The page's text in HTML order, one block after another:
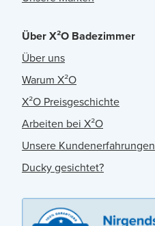
Über X²O Badezimmer
Über uns
Warum X²O
X²O Preisgeschichte
Arbeiten bei X²O
Unsere Kundenerfahrungen
Ducky gesichtet?